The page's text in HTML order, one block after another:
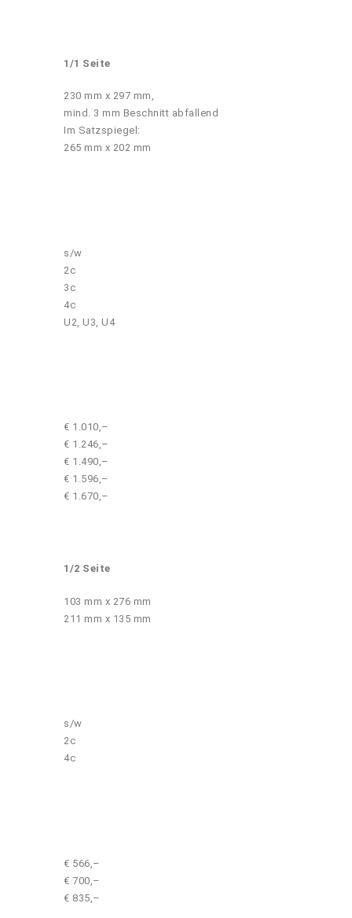
1/1 Seite
230 mm x 297 mm,
mind. 3 mm Beschnitt abfallend
Im Satzspiegel:
265 mm x 202 mm
s/w
2c
3c
4c
U2, U3, U4
€ 1.010,–
€ 1.246,–
€ 1.490,–
€ 1.596,–
€ 1.670,–
1/2 Seite
103 mm x 276 mm
211 mm x 135 mm
s/w
2c
4c
€ 566,–
€ 700,–
€ 835,–